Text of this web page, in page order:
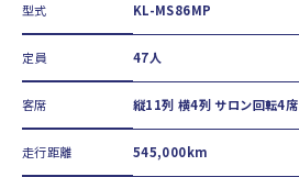
型式 KL-MS86MP
定員 47人
客席 縦11列 横4列 サロン回転4席
走行距離 545,000km